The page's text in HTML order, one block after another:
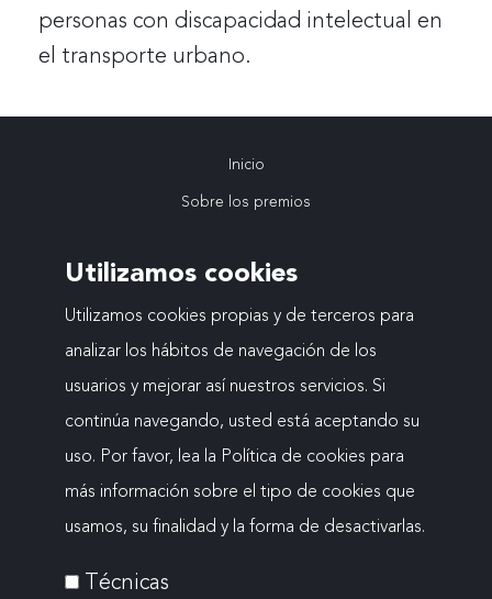
Utilizamos cookies
Utilizamos cookies propias y de terceros para
analizar los hábitos de navegación de los
usuarios y mejorar así nuestros servicios. Si
continúa navegando, usted está aceptando su
uso. Por favor, lea la Política de cookies para
más información sobre el tipo de cookies que
usamos, su finalidad y la forma de desactivarlas.
Técnicas
personas con discapacidad intelectual en
el transporte urbano.
Navegación
principal
Inicio
Sobre los premios
Ediciones anteriores
Actualidad
Contacto
Menú
del
Mapa web
Aviso legal